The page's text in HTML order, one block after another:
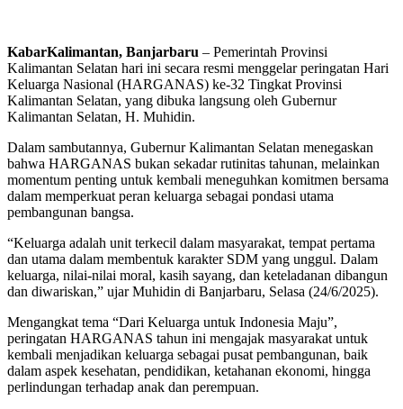
KabarKalimantan, Banjarbaru – Pemerintah Provinsi
Kalimantan Selatan hari ini secara resmi menggelar peringatan Hari
Keluarga Nasional (HARGANAS) ke-32 Tingkat Provinsi
Kalimantan Selatan, yang dibuka langsung oleh Gubernur
Kalimantan Selatan, H. Muhidin.
Dalam sambutannya, Gubernur Kalimantan Selatan menegaskan
bahwa HARGANAS bukan sekadar rutinitas tahunan, melainkan
momentum penting untuk kembali meneguhkan komitmen bersama
dalam memperkuat peran keluarga sebagai pondasi utama
pembangunan bangsa.
“Keluarga adalah unit terkecil dalam masyarakat, tempat pertama
dan utama dalam membentuk karakter SDM yang unggul. Dalam
keluarga, nilai-nilai moral, kasih sayang, dan keteladanan dibangun
dan diwariskan,” ujar Muhidin di Banjarbaru, Selasa (24/6/2025).
Mengangkat tema “Dari Keluarga untuk Indonesia Maju”,
peringatan HARGANAS tahun ini mengajak masyarakat untuk
kembali menjadikan keluarga sebagai pusat pembangunan, baik
dalam aspek kesehatan, pendidikan, ketahanan ekonomi, hingga
perlindungan terhadap anak dan perempuan.